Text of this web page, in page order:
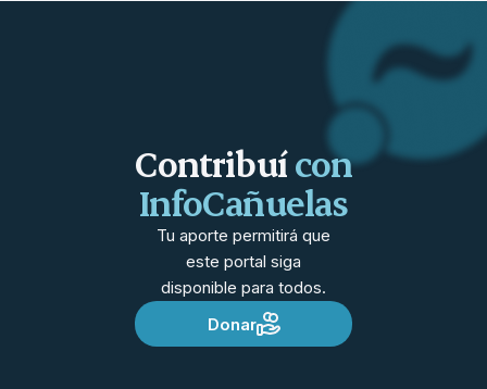
Contribuícon
InfoCañuelas
Tu aporte permitirá que
este portal siga
disponible para todos.
Donar